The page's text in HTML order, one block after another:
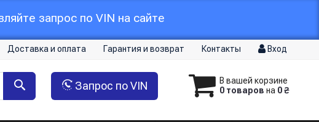
запрос по VIN на сайте
Доставка и оплата Гарантия и возврат Контакты Вход
В вашей корзине
0 товаров на 0 ₴
Запрос по VIN